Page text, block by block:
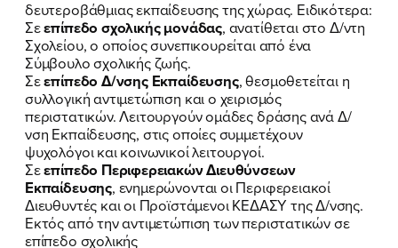
δευτεροβάθμιας εκπαίδευσης της χώρας. Ειδικότερα:
Σεεπίπεδο σχολικής μονάδας, ανατίθεται στο Δ/ντη
Σχολείου, ο οποίος συνεπικουρείται από ένα
Σύμβουλο σχολικής ζωής.
Σεεπίπεδο Δ/νσης Εκπαίδευσης, θεσμοθετείται η
συλλογική αντιμετώπιση και ο χειρισμός
περιστατικών. Λειτουργούν ομάδες δράσης ανά Δ/
νση Εκπαίδευσης, στις οποίες συμμετέχουν
ψυχολόγοι και κοινωνικοί λειτουργοί.
Σεεπίπεδο Περιφερειακών Διευθύνσεων
Εκπαίδευσης, ενημερώνονται οι Περιφερειακοί
Διευθυντές και οι Προϊστάμενοι ΚΕΔΑΣΥ της Δ/νσης.
Εκτός από την αντιμετώπιση των περιστατικών σε
επίπεδο σχολικής